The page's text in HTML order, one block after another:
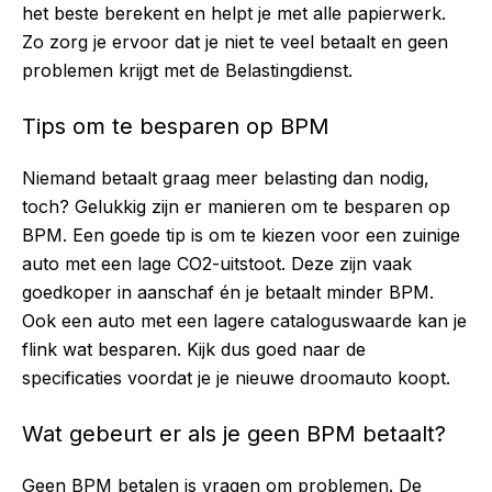
het beste berekent en helpt je met alle papierwerk.
Zo zorg je ervoor dat je niet te veel betaalt en geen
problemen krijgt met de Belastingdienst.
Tips om te besparen op BPM
Niemand betaalt graag meer belasting dan nodig,
toch? Gelukkig zijn er manieren om te besparen op
BPM. Een goede tip is om te kiezen voor een zuinige
auto met een lage CO2-uitstoot. Deze zijn vaak
goedkoper in aanschaf én je betaalt minder BPM.
Ook een auto met een lagere cataloguswaarde kan je
flink wat besparen. Kijk dus goed naar de
specificaties voordat je je nieuwe droomauto koopt.
Wat gebeurt er als je geen BPM betaalt?
Geen BPM betalen is vragen om problemen. De